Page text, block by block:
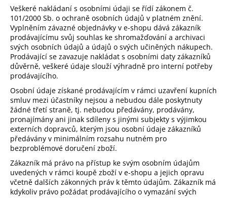
Veškeré nakládaní s osobními údaji se řídí zákonem č.
101/2000 Sb. o ochraně osobních údajů v platném znění.
Vyplněním závazné objednávky v e-shopu dává zákazník
prodávajícímu svůj souhlas ke shromažďování a archivaci
svých osobních údajů a údajů o svých učiněných nákupech.
Prodávající se zavazuje nakládat s osobními daty zákazníků
důvěrně, veškeré údaje slouží výhradně pro interní potřeby
prodávajícího.
Osobní údaje získané prodávajícím v rámci uzavření kupních
smluv mezi účastníky nejsou a nebudou dále poskytnuty
žádné třetí straně, tj. nebudou předávány, prodávány,
pronajímány ani jinak sdíleny s jinými subjekty s výjimkou
externích dopravců, kterým jsou osobní údaje zákazníků
předávány v minimálním rozsahu nutném pro
bezproblémové doručení zboží.
Zákazník má právo na přístup ke svým osobním údajům
uvedených v rámci koupě zboží v e-shopu a jejich opravu
včetně dalších zákonných práv k těmto údajům. Zákazník má
kdykoliv právo požádat prodávajícího o vymazání svých